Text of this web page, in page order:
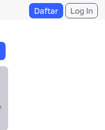
Daftar Log In